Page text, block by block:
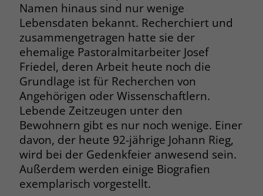
Namen hinaus sind nur wenige
Lebensdaten bekannt. Recherchiert und
zusammengetragen hatte sie der
ehemalige Pastoralmitarbeiter Josef
Friedel, deren Arbeit heute noch die
Grundlage ist für Recherchen von
Angehörigen oder Wissenschaftlern.
Lebende Zeitzeugen unter den
Bewohnern gibt es nur noch wenige. Einer
davon, der heute 92-jährige Johann Rieg,
wird bei der Gedenkfeier anwesend sein.
Außerdem werden einige Biografien
exemplarisch vorgestellt.
Name cookie_optin
Anbieter www.stiftung-liebenau.de
Laufzeit 1 Monat
Zweck
Behält die Zustimmung des Benutzers
zum Cookie Opt-In
Name __cf_bm
Anbieter .fonts.net
Laufzeit 30 Minuten
Anbieter www.clarity.ms
Laufzeit 1 Jahr
Zweck
Microsoft Clarity setzt dieses Cookie,
um die Seitenaufrufe eines Benutzers
zu speichern und in einer einzigen
Sitzungsaufzeichnung
zusammenzufassen.
Name _gcl_au
Anbieter Google Ads